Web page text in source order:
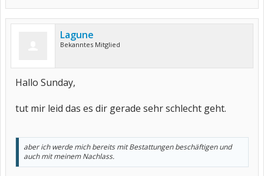
Lagune
Bekanntes Mitglied
Hallo Sunday,
tut mir leid das es dir gerade sehr schlecht geht.
aber ich werde mich bereits mit Bestattungen beschäftigen und
auch mit meinem Nachlass.